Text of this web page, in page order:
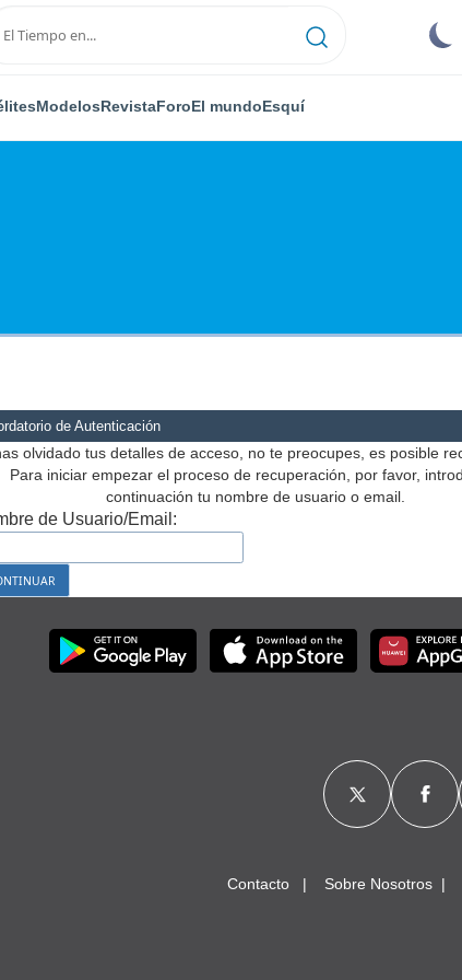
ModelosRevistaForoEl mundoEsquí
de Autenticación
olvidado tus detalles de acceso, no te preocupes, es posible
Para iniciar empezar el proceso de recuperación, por favor,
continuación tu nombre de usuario o email.
de Usuario/Email:
Contacto Sobre Nosotros